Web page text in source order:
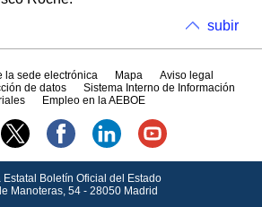
subir
la sede electrónica Mapa
Aviso legal
de datos
Sistema Interno de Información
Empleo en la AEBOE
Estatal Boletín Oficial del Estado
Manoteras, 54 - 28050 Madrid